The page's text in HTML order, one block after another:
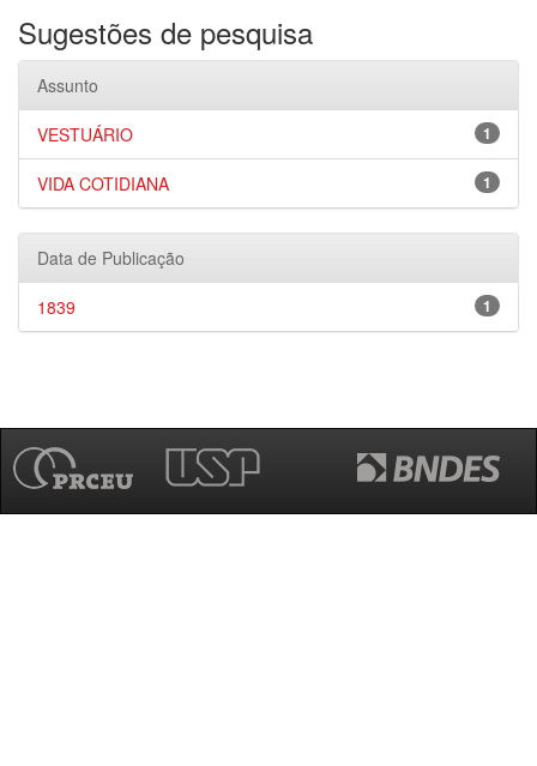
Sugestões de pesquisa
Assunto
1
VESTUÁRIO
1
VIDA COTIDIANA
Data de Publicação
1
1839